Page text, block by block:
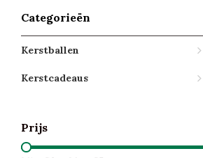
Categorieën
Kerstballen
Kerstcadeaus
Prijs